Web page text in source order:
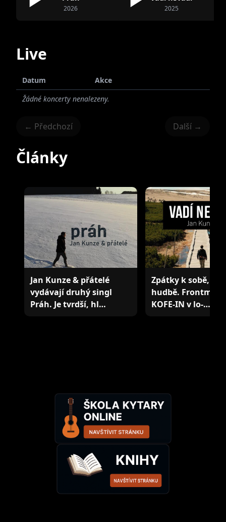
2026 2025
Live
Datum
Akce
Žádné koncerty nenalezeny.
← Předchozí Další →
Články
Jan Kunze & přátelé
vydávají druhý singl
Práh. Je tvrdší, hl…
Zpátky k sobě,
hudbě. Frontman
KOFE-IN v lo-…